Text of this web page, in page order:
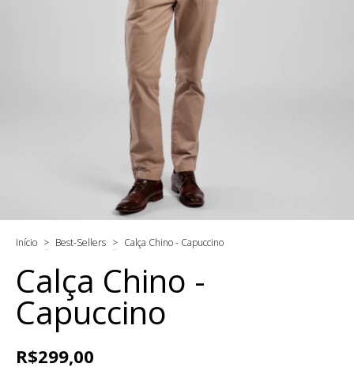
Início > Best-Sellers > Calça Chino - Capuccino
Calça Chino -
Capuccino
R$299,00